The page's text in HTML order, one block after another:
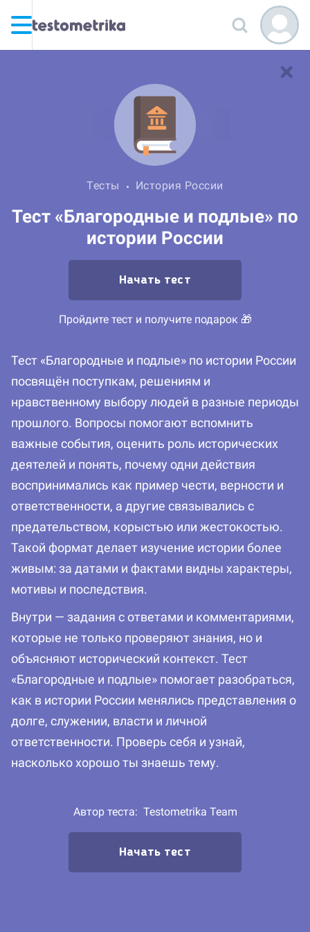
Тесты История России
Тест «Благородные и подлые» по
истории России
Начать тест
Пройдите тест и получите подарок 🎁
Тест «Благородные и подлые» по истории России
посвящён поступкам, решениям и
нравственному выбору людей в разные периоды
прошлого. Вопросы помогают вспомнить
важные события, оценить роль исторических
деятелей и понять, почему одни действия
воспринимались как пример чести, верности и
ответственности, а другие связывались с
предательством, корыстью или жестокостью.
Такой формат делает изучение истории более
живым: за датами и фактами видны характеры,
мотивы и последствия.
Внутри — задания с ответами и комментариями,
которые не только проверяют знания, но и
объясняют исторический контекст. Тест
«Благородные и подлые» помогает разобраться,
как в истории России менялись представления о
долге, служении, власти и личной
ответственности. Проверь себя и узнай,
насколько хорошо ты знаешь тему.
Автор теста: Testometrika Team
Начать тест